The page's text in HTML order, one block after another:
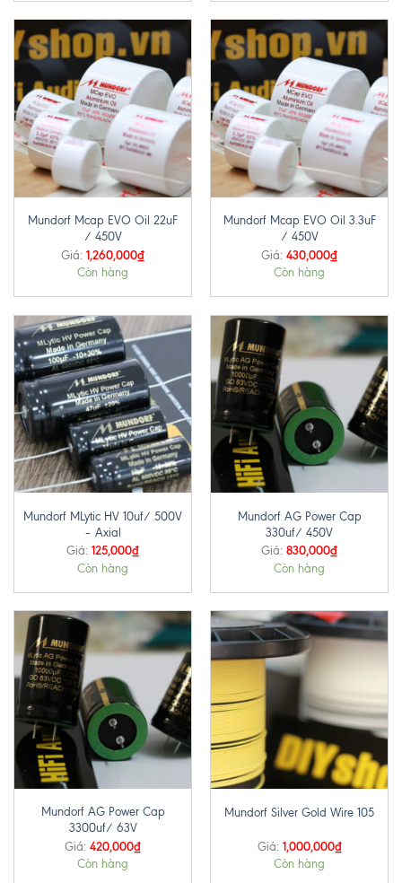
Mundorf Mcap EVO Oil 22uF
/ 450V
Giá: 1,260,000₫
Còn hàng
Mundorf Mcap EVO Oil 3.3uF
/ 450V
Giá: 430,000₫
Còn hàng
Mundorf MLytic HV 10uf/ 500V
– Axial
Giá: 125,000₫
Còn hàng
Mundorf AG Power Cap
330uf/ 450V
Giá: 830,000₫
Còn hàng
Mundorf AG Power Cap
3300uf/ 63V
Giá: 420,000₫
Còn hàng
Mundorf Silver Gold Wire 105
Giá: 1,000,000₫
Còn hàng